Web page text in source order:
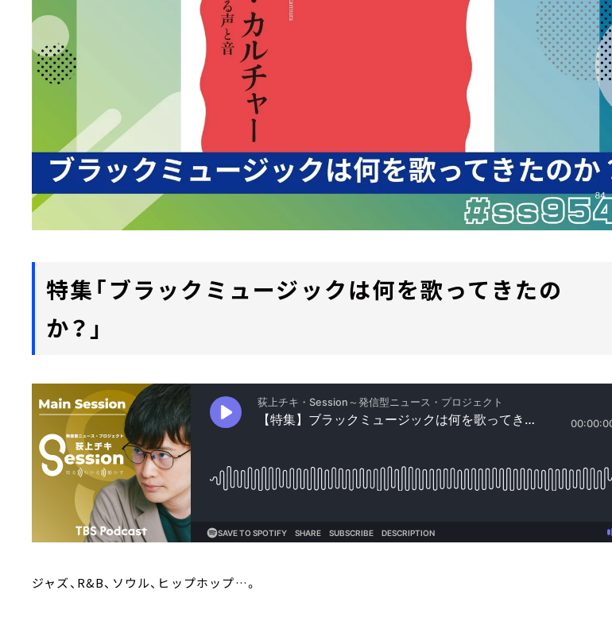
特集「ブラックミュージックは何を歌ってきたの
か？」
ジャズ、R&B、ソウル、ヒップホップ…。